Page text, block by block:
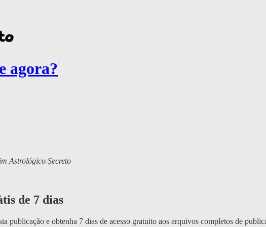
agora?
Astrológico Secreto
de 7 dias
publicação e obtenha 7 dias de acesso gratuito aos arquivos completos de